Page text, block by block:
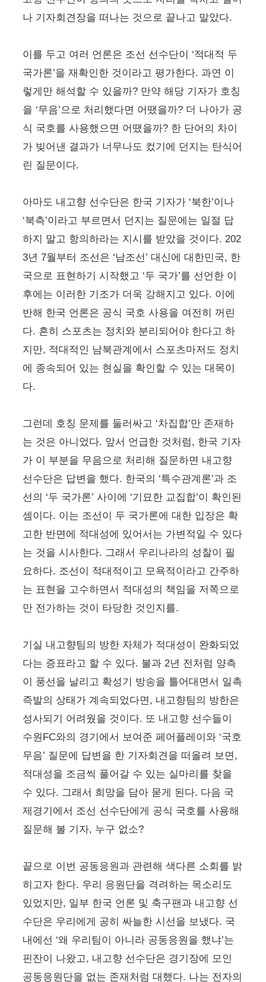
나 기자회견장을 떠나는 것으로 끝나고 말았다.
이를 두고 여러 언론은 조선 선수단이 ‘적대적 두
국가론’을 재확인한 것이라고 평가한다. 과연 이
렇게만 해석할 수 있을까? 만약 해당 기자가 호칭
을 ‘무음’으로 처리했다면 어땠을까? 더 나아가 공
식 국호를 사용했으면 어땠을까? 한 단어의 차이
가 빚어낸 결과가 너무나도 컸기에 던지는 탄식어
린 질문이다.
아마도 내고향 선수단은 한국 기자가 ‘북한’이나
‘북측’이라고 부르면서 던지는 질문에는 일절 답
하지 말고 항의하라는 지시를 받았을 것이다. 202
3년 7월부터 조선은 ‘남조선’ 대신에 대한민국, 한
국으로 표현하기 시작했고 ‘두 국가’를 선언한 이
후에는 이러한 기조가 더욱 강해지고 있다. 이에
반해 한국 언론은 공식 국호 사용을 여전히 꺼린
다. 흔히 스포츠는 정치와 분리되어야 한다고 하
지만, 적대적인 남북관계에서 스포츠마저도 정치
에 종속되어 있는 현실을 확인할 수 있는 대목이
다.
그런데 호칭 문제를 둘러싸고 ‘차집합’만 존재하
는 것은 아니었다. 앞서 언급한 것처럼, 한국 기자
가 이 부분을 무음으로 처리해 질문하면 내고향
선수단은 답변을 했다. 한국의 ‘특수관계론’과 조
선의 ‘두 국가론’ 사이에 ‘기묘한 교집합’이 확인된
셈이다. 이는 조선이 두 국가론에 대한 입장은 확
고한 반면에 적대성에 있어서는 가변적일 수 있다
는 것을 시사한다. 그래서 우리나라의 성찰이 필
요하다. 조선이 적대적이고 모욕적이라고 간주하
는 표현을 고수하면서 적대성의 책임을 저쪽으로
만 전가하는 것이 타당한 것인지를.
기실 내고향팀의 방한 자체가 적대성이 완화되었
다는 증표라고 할 수 있다. 불과 2년 전처럼 양측
이 풍선을 날리고 확성기 방송을 틀어대면서 일촉
즉발의 상태가 계속되었다면, 내고향팀의 방한은
성사되기 어려웠을 것이다. 또 내고향 선수들이
수원FC와의 경기에서 보여준 페어플레이와 ‘국호
무음’ 질문에 답변을 한 기자회견을 떠올려 보면,
적대성을 조금씩 풀어갈 수 있는 실마리를 찾을
수 있다. 그래서 희망을 담아 묻게 된다. 다음 국
제경기에서 조선 선수단에게 공식 국호를 사용해
질문해 볼 기자, 누구 없소?
끝으로 이번 공동응원과 관련해 색다른 소회를 밝
히고자 한다. 우리 응원단을 격려하는 목소리도
있었지만, 일부 한국 언론 및 축구팬과 내고향 선
수단은 우리에게 공히 싸늘한 시선을 보냈다. 국
내에선 ‘왜 우리팀이 아니라 공동응원을 했냐’는
핀잔이 나왔고, 내고향 선수단은 경기장에 모인
공동응원단을 없는 존재처럼 대했다. 나는 전자의